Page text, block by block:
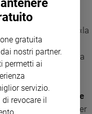
loro «prevale il
di «resistenza
per il quale «la
la comunista
Maria Federici a
se ci vorrà poi il
Conciliis perché
essere ammesse
aspettare il 1976 per
gratuita
nostri partner.
permetti ai
servizio.
revocare il